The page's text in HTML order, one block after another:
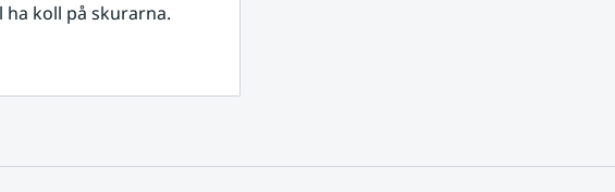
koll på skurarna.